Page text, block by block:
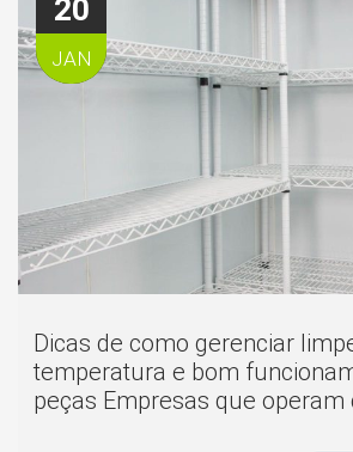
20
JAN
Dicas de como gerenciar
temperatura e bom
peças Empresas que operam